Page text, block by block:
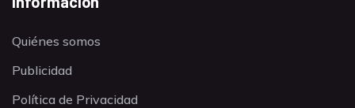
Quiénes somos
Publicidad
Política de Privacidad